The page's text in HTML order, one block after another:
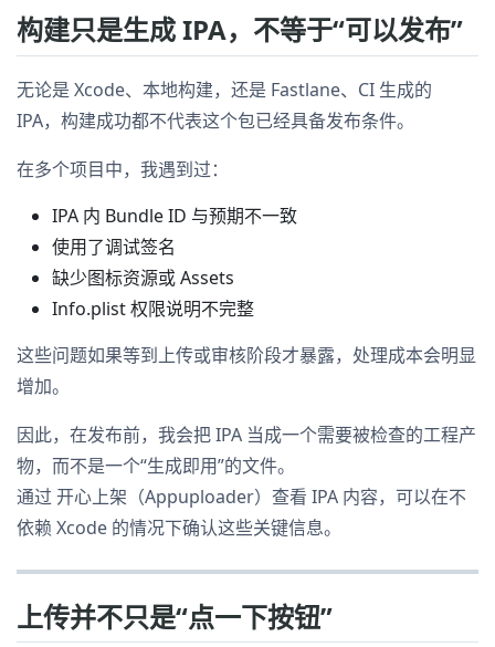
构建只是生成 IPA，不等于“可以发布”
无论是 Xcode、本地构建，还是 Fastlane、CI 生成的
IPA，构建成功都不代表这个包已经具备发布条件。
在多个项目中，我遇到过：
IPA 内 Bundle ID 与预期不一致
使用了调试签名
缺少图标资源或 Assets
Info.plist 权限说明不完整
这些问题如果等到上传或审核阶段才暴露，处理成本会明显
增加。
因此，在发布前，我会把 IPA 当成一个需要被检查的工程产
物，而不是一个“生成即用”的文件。
通过 开心上架（Appuploader）查看 IPA 内容，可以在不
依赖 Xcode 的情况下确认这些关键信息。
上传并不只是“点一下按钮”